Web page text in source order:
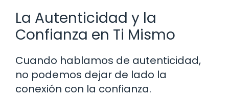
La Autenticidad y la
Confianza en Ti Mismo
Cuando hablamos de autenticidad,
no podemos dejar de lado la
conexión con la confianza.